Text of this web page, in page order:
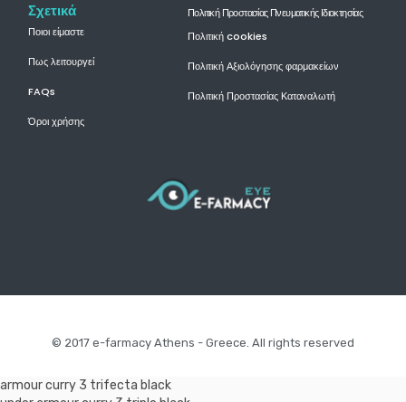
Σχετικά
Ποιοι είμαστε
Πως λειτουργεί
FAQs
Όροι χρήσης
Πολιτική Προστασίας Πνευματικής Ιδιοκτησίας
Πολιτική cookies
Πολιτική Αξιολόγησης φαρμακείων
Πολιτική Προστασίας Καταναλωτή
© 2017 e-farmacy Athens - Greece. All rights reserved
armour curry 3 trifecta black